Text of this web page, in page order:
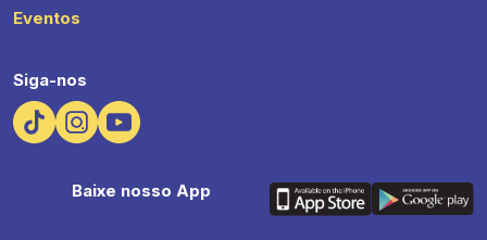
Eventos
Siga-nos
Baixe nosso App